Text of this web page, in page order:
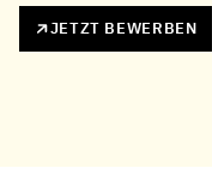
JETZT BEWERBEN